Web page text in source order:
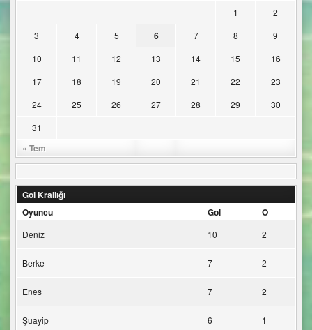
« Tem
1
2
3
4 5 6 7 8
9
10
11 12 13 14 15
16
17
18 19 20 21 22
23
24
25 26 27 28 29
30
31
Gol Krallığı
Oyuncu
Gol O
Deniz 10 2
Berke 7 2
Enes 7 2
Şuayip 6 1